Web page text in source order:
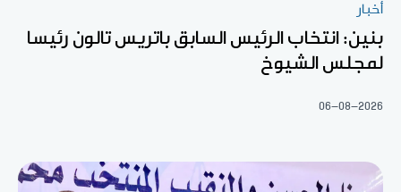
أخبار
بنين: انتخاب الرئيس السابق باتريس تالون رئيسا
لمجلس الشيوخ
06-08-2026